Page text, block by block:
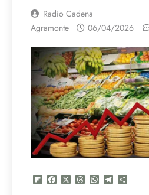
Radio Cadena
Agramonte
06/04/2026
Flipboard
FacebookThreadsWhatsApp
Telegram